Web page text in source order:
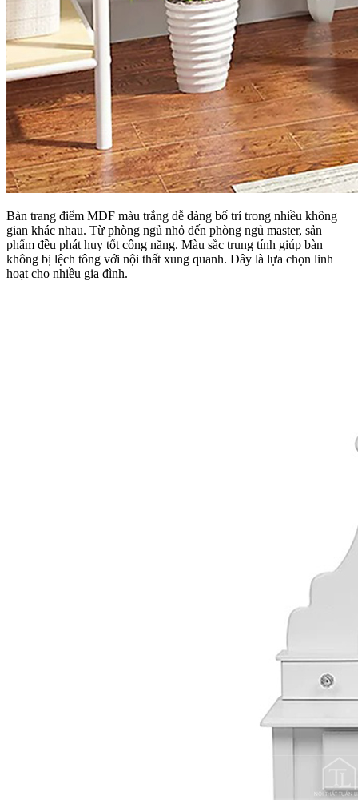
Bàn trang điểm MDF màu trắng dễ dàng bố trí trong nhiều không
gian khác nhau. Từ phòng ngủ nhỏ đến phòng ngủ master, sản
phẩm đều phát huy tốt công năng. Màu sắc trung tính giúp bàn
không bị lệch tông với nội thất xung quanh. Đây là lựa chọn linh
hoạt cho nhiều gia đình.